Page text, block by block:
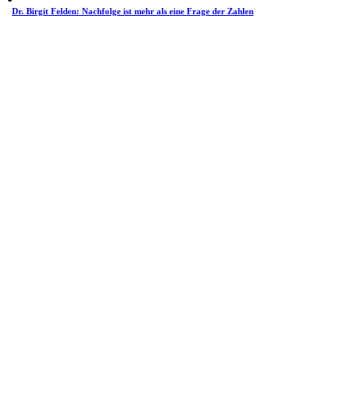
Dr. Birgit Felden: Nachfolge ist mehr als eine Frage der Zahlen